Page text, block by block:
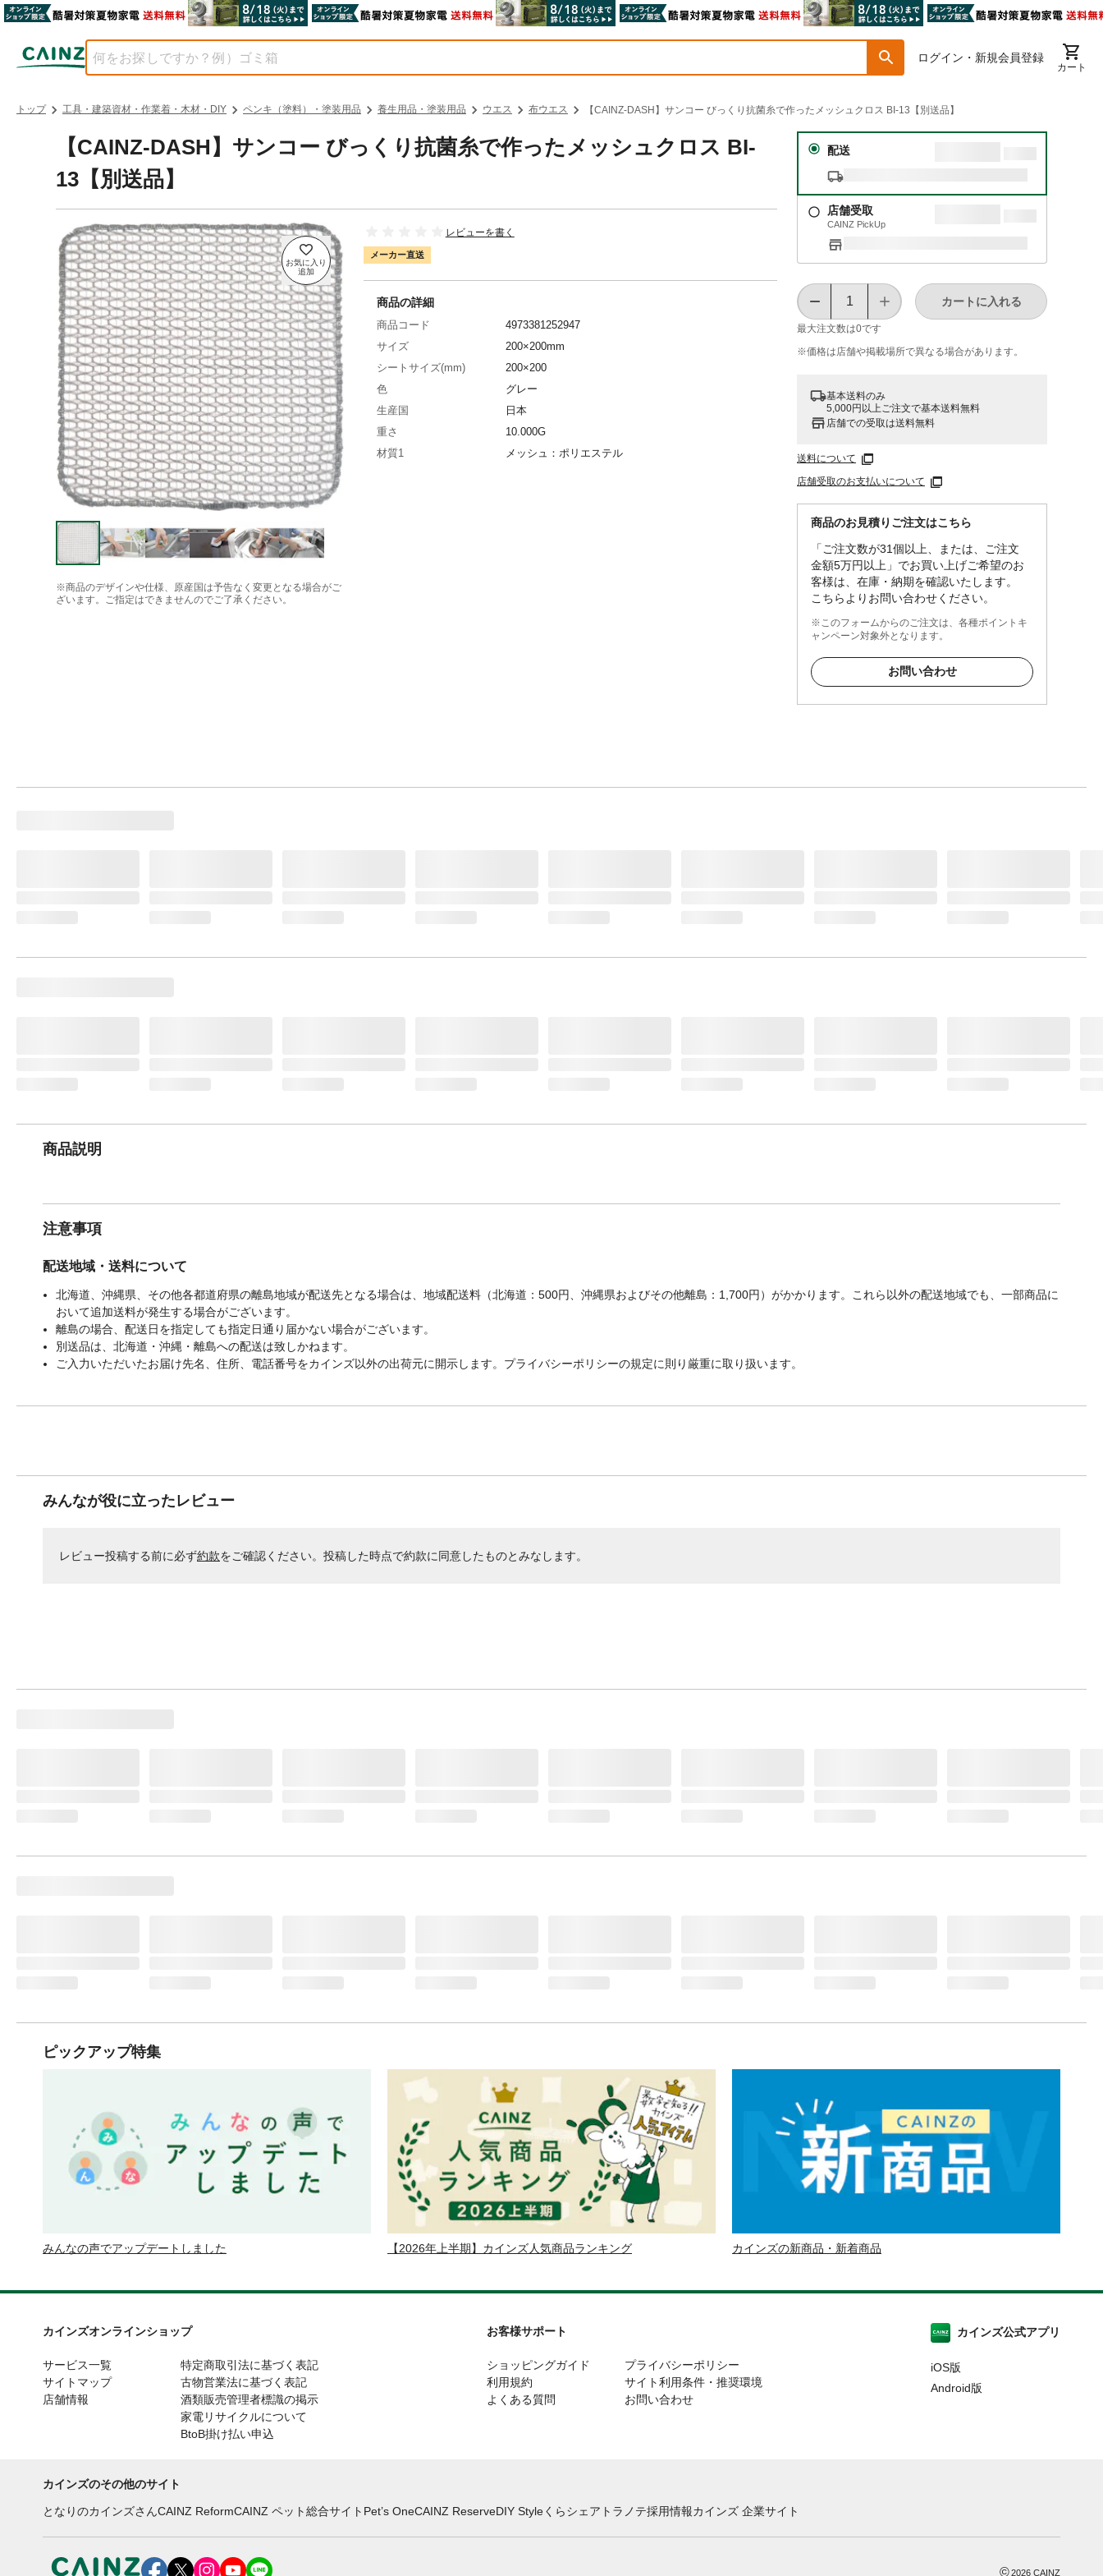
ログイン・新規会員登録
カート
トップ 工具・建築資材・作業着・木材・DIY ペンキ（塗料）・塗装用品 養生用品・塗装用品 ウエス 布ウエス 【CAINZ-DASH】サンコー びっくり抗菌糸で作ったメッシュクロス BI-13【別送品】
【CAINZ-DASH】サンコー びっくり抗菌糸で作ったメッシュクロス BI-
13【別送品】
※商品のデザインや仕様、原産国は予告なく変更となる場合がご
ざいます。ご指定はできませんのでご了承ください。
レビューを書く
メーカー直送
配送
店舗受取
CAINZ PickUp
最大注文数は0です
カートに入れる
※価格は​店舗や​掲載場所で​異なる​場合が​あります。
基本送料のみ
5,000円以上ご注文で基本送料無料
店舗での受取は送料無料
送料について
店舗受取のお支払いについて
商品のお見積りご注文はこちら
「ご注文数が31個以上、または、ご注文
金額5万円以上」でお買い上げご希望のお
客様は、在庫・納期を確認いたします。
こちらよりお問い合わせください。
※このフォームからのご注文は、各種ポイントキ
ャンペーン対象外となります。
お問い合わせ
商品の詳細
商品コード
4973381252947
サイズ
200×200mm
シートサイズ(mm)
200×200
色
グレー
生産国
日本
重さ
10.000G
材質1
メッシュ：ポリエステル
商品説明
注意事項
配送地域・送料について
北海道、沖縄県、その他各都道府県の離島地域が配送先となる場合は、地域配送料（北海道：500円、沖縄県およびその他離島：1,700円）がかかります。これら以外の配送地域でも、一部商品に
おいて追加送料が発生する場合がございます。
離島の場合、配送日を指定しても指定日通り届かない場合がございます。
別送品は、北海道・沖縄・離島への配送は致しかねます。
ご入力いただいたお届け先名、住所、電話番号をカインズ以外の出荷元に開示します。プライバシーポリシーの規定に則り厳重に取り扱います。
みんなが役に立ったレビュー
レビュー投稿する前に必ず約款をご確認ください。投稿した時点で約款に同意したものとみなします。
ピックアップ特集
みんなの声でアップデートしました 【2026年上半期】カインズ人気商品ランキング カインズの新商品・新着商品
カインズオンラインショップ
サービス一覧
サイトマップ
店舗情報
特定商取引法に基づく表記
古物営業法に基づく表記
酒類販売管理者標識の掲示
家電リサイクルについて
BtoB掛け払い申込
お客様サポート
ショッピングガイド
利用規約
よくある質問
プライバシーポリシー
サイト利用条件・推奨環境
お問い合わせ
カインズ公式アプリ
iOS版
Android版
カインズのその他のサイト
となりのカインズさんCAINZ ReformCAINZ ペット総合サイト Pet’s OneCAINZ ReserveDIY Styleくらシェア トラノテ採用情報カインズ 企業サイト
©2026 CAINZ